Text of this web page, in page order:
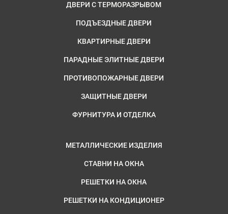
ДВЕРИ С ТЕРМОРАЗРЫВОМ
ПОДЪЕЗДНЫЕ ДВЕРИ
КВАРТИРНЫЕ ДВЕРИ
ПАРАДНЫЕ ЭЛИТНЫЕ ДВЕРИ
ПРОТИВОПОЖАРНЫЕ ДВЕРИ
ЗАЩИТНЫЕ ДВЕРИ
ФУРНИТУРА И ОТДЕЛКА
МЕТАЛЛИЧЕСКИЕ ИЗДЕЛИЯ
СТАВНИ НА ОКНА
РЕШЕТКИ НА ОКНА
РЕШЕТКИ НА КОНДИЦИОНЕР